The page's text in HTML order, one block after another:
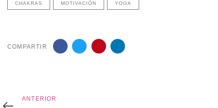
CHAKRAS MOTIVACIÓN YOGA
COMPARTIR
Anterior
ANTERIOR